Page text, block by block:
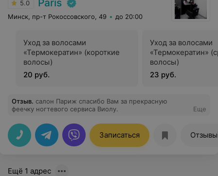
сияние без вреда – это ваш вариант.
5.0 Paris
Минск, пр-т Рокоссовского, 49 до 20:00
Уход за волосами
«Термокератин» (короткие
волосы)
20 руб.
Уход за волосами
«Термокератин»
волосы)
23 руб.
Отзыв. салон Париж спасибо Вам за прекрасную
феечку ногтевого сервиса Виолу.
Еще
Записаться Отзывы
Ещё 1 адрес